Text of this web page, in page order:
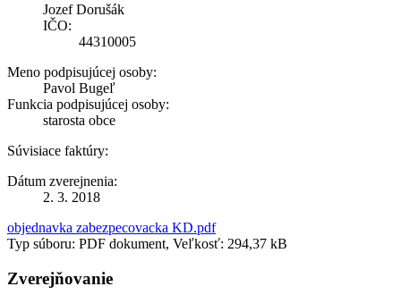
Jozef Dorušák
IČO:
44310005
Meno podpisujúcej osoby:
Pavol Bugeľ
Funkcia podpisujúcej osoby:
starosta obce
Súvisiace faktúry:
Dátum zverejnenia:
2. 3. 2018
objednavka zabezpecovacka KD.pdf
Typ súboru: PDF dokument, Veľkosť: 294,37 kB
Zverejňovanie